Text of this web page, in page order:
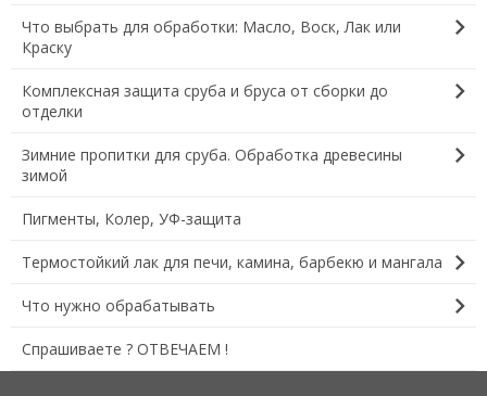
Что выбрать для обработки: Масло, Воск, Лак или
Краску
chevron_right
Комплексная защита сруба и бруса от сборки до
отделки
chevron_right
Зимние пропитки для сруба. Обработка древесины
зимой
chevron_right
Пигменты, Колер, УФ-защита
Термостойкий лак для печи, камина, барбекю и мангала chevron_right
Что нужно обрабатывать chevron_right
Спрашиваете ? ОТВЕЧАЕМ !